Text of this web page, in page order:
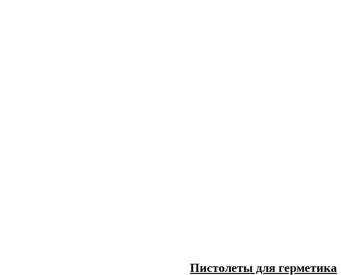
Пистолеты для герметика